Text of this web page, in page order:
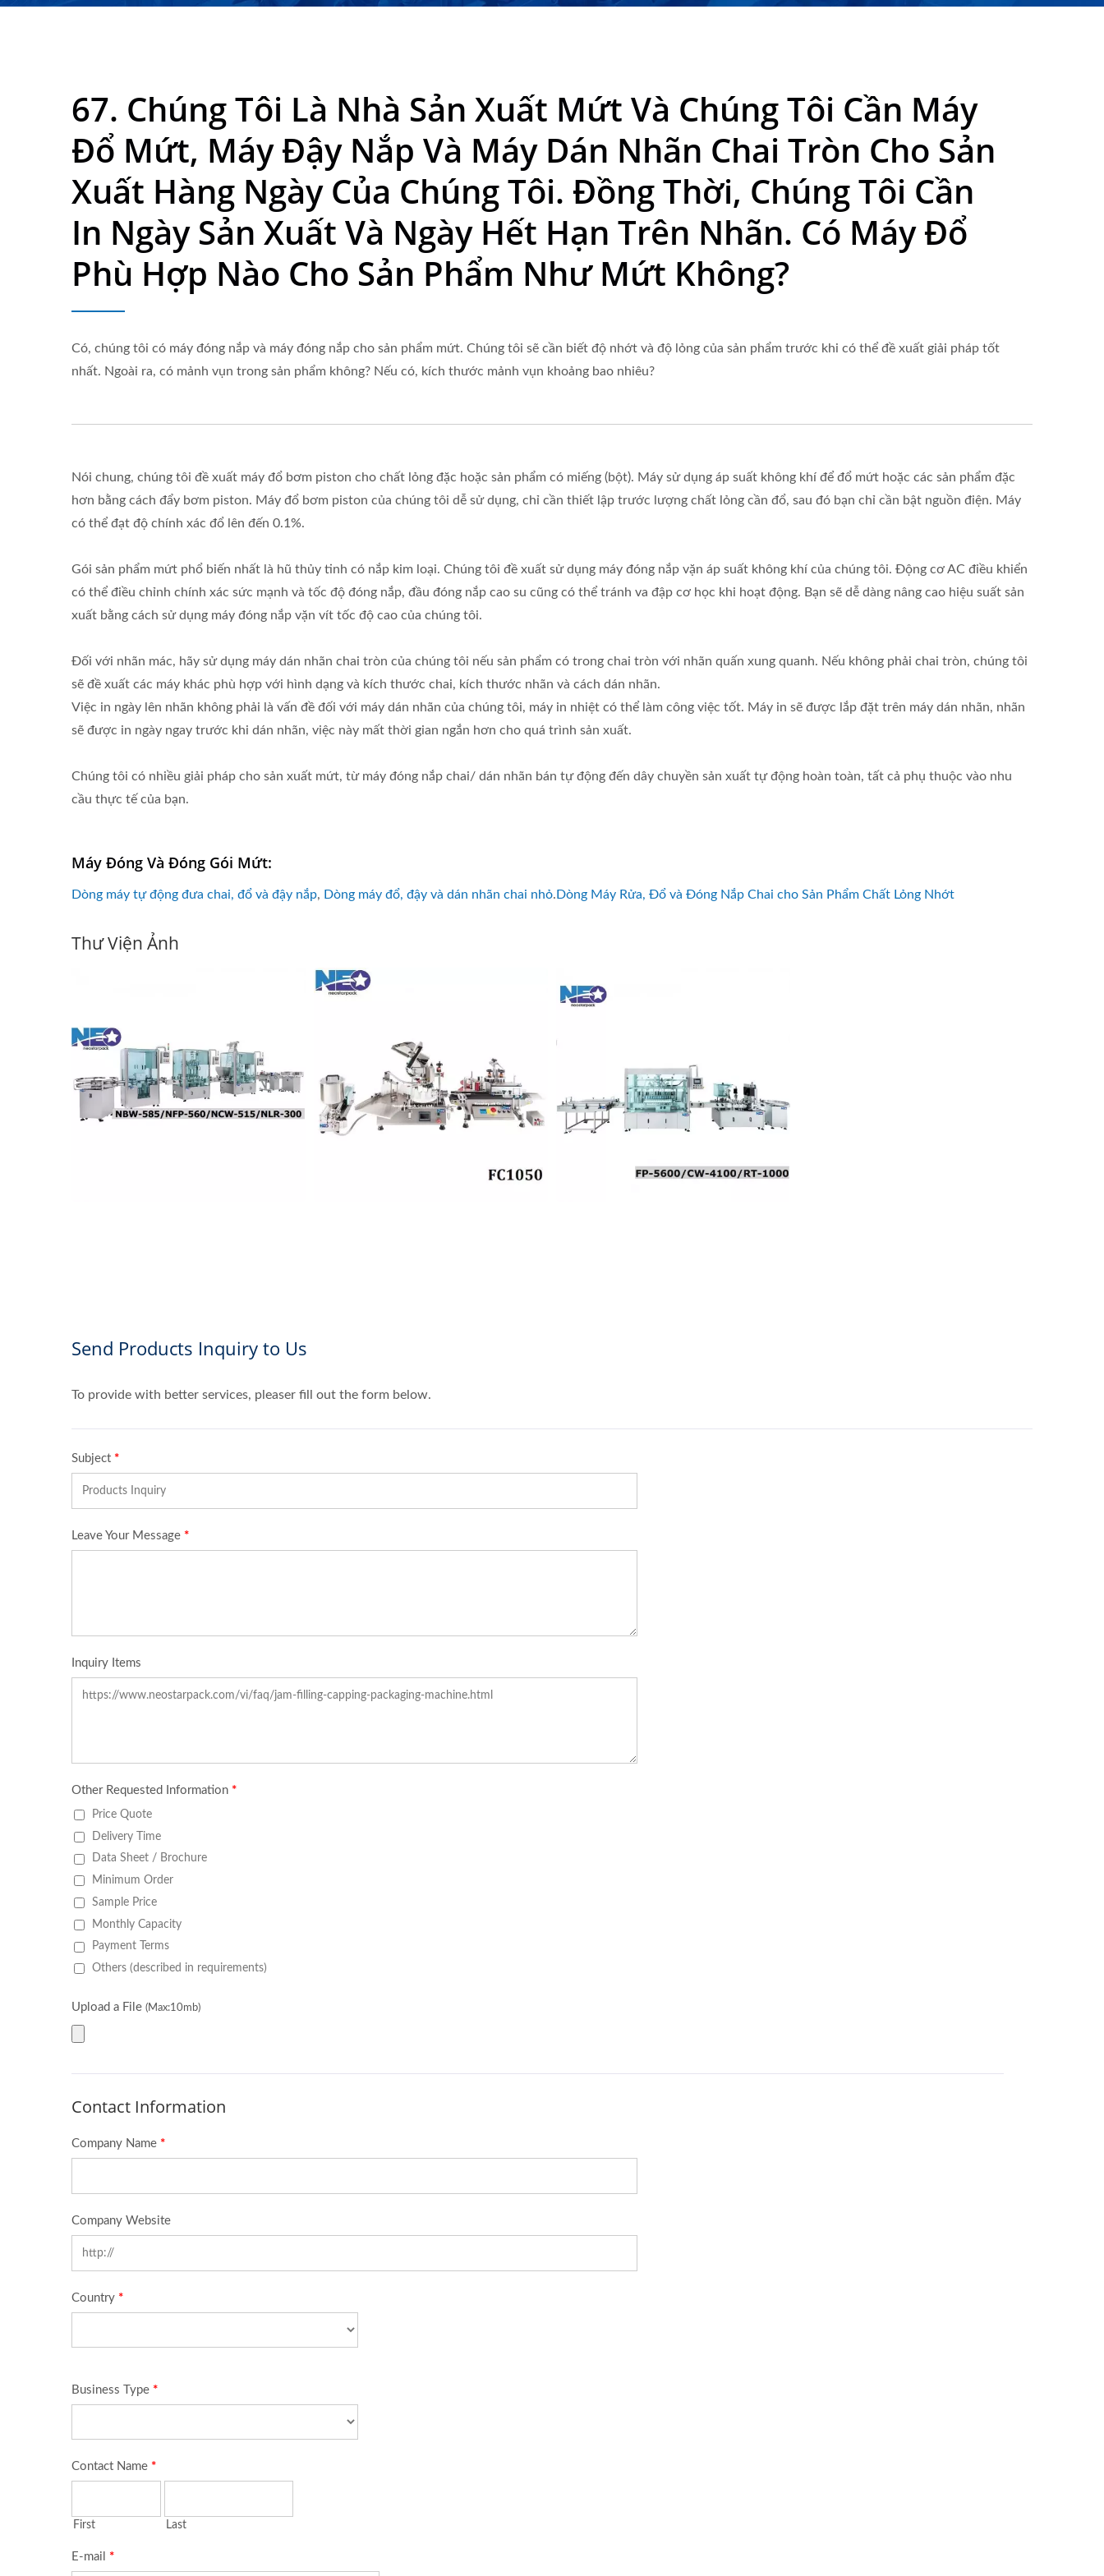
67. Chúng Tôi Là Nhà Sản Xuất Mứt Và Chúng Tôi Cần Máy
Đổ Mứt, Máy Đậy Nắp Và Máy Dán Nhãn Chai Tròn Cho Sản
Xuất Hàng Ngày Của Chúng Tôi. Đồng Thời, Chúng Tôi Cần
In Ngày Sản Xuất Và Ngày Hết Hạn Trên Nhãn. Có Máy Đổ
Phù Hợp Nào Cho Sản Phẩm Như Mứt Không?
Có, chúng tôi có máy đóng nắp và máy đóng nắp cho sản phẩm mứt. Chúng tôi sẽ cần biết độ nhớt và độ lỏng của sản phẩm trước khi có thể đề xuất giải pháp tốt
nhất. Ngoài ra, có mảnh vụn trong sản phẩm không? Nếu có, kích thước mảnh vụn khoảng bao nhiêu?
Nói chung, chúng tôi đề xuất máy đổ bơm piston cho chất lỏng đặc hoặc sản phẩm có miếng (bột). Máy sử dụng áp suất không khí để đổ mứt hoặc các sản phẩm đặc
hơn bằng cách đẩy bơm piston. Máy đổ bơm piston của chúng tôi dễ sử dụng, chỉ cần thiết lập trước lượng chất lỏng cần đổ, sau đó bạn chỉ cần bật nguồn điện. Máy
có thể đạt độ chính xác đổ lên đến 0.1%.
Gói sản phẩm mứt phổ biến nhất là hũ thủy tinh có nắp kim loại. Chúng tôi đề xuất sử dụng máy đóng nắp vặn áp suất không khí của chúng tôi. Động cơ AC điều khiển
có thể điều chỉnh chính xác sức mạnh và tốc độ đóng nắp, đầu đóng nắp cao su cũng có thể tránh va đập cơ học khi hoạt động. Bạn sẽ dễ dàng nâng cao hiệu suất sản
xuất bằng cách sử dụng máy đóng nắp vặn vít tốc độ cao của chúng tôi.
Đối với nhãn mác, hãy sử dụng máy dán nhãn chai tròn của chúng tôi nếu sản phẩm có trong chai tròn với nhãn quấn xung quanh. Nếu không phải chai tròn, chúng tôi
sẽ đề xuất các máy khác phù hợp với hình dạng và kích thước chai, kích thước nhãn và cách dán nhãn.
Việc in ngày lên nhãn không phải là vấn đề đối với máy dán nhãn của chúng tôi, máy in nhiệt có thể làm công việc tốt. Máy in sẽ được lắp đặt trên máy dán nhãn, nhãn
sẽ được in ngày ngay trước khi dán nhãn, việc này mất thời gian ngắn hơn cho quá trình sản xuất.
Chúng tôi có nhiều giải pháp cho sản xuất mứt, từ máy đóng nắp chai/ dán nhãn bán tự động đến dây chuyền sản xuất tự động hoàn toàn, tất cả phụ thuộc vào nhu
cầu thực tế của bạn.
Máy Đóng Và Đóng Gói Mứt:
Dòng máy tự động đưa chai, đổ và đậy nắp, Dòng máy đổ, đậy và dán nhãn chai nhỏ. Dòng Máy Rửa, Đổ và Đóng Nắp Chai cho Sản Phẩm Chất Lỏng Nhớt
Thư Viện Ảnh